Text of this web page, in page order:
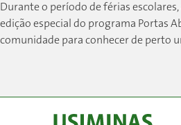
Durante o período de férias
edição especial do programa Portas
comunidade para conhecer de perto